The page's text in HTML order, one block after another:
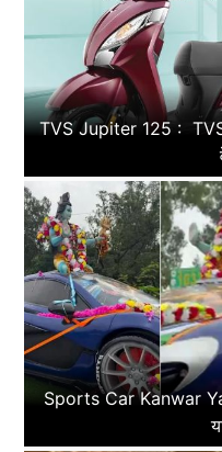
TVS Jupiter 125 :
Sports Car Kanwar